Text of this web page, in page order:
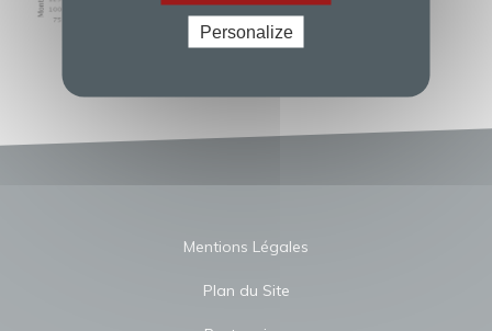
Mentions Légales
Plan du Site
Personalize